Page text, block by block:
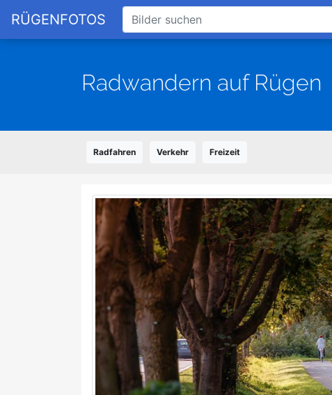
RÜGENFOTOS
Radwandern auf Rügen
Radfahren Verkehr Freizeit